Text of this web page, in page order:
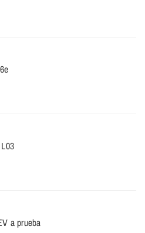
a prueba